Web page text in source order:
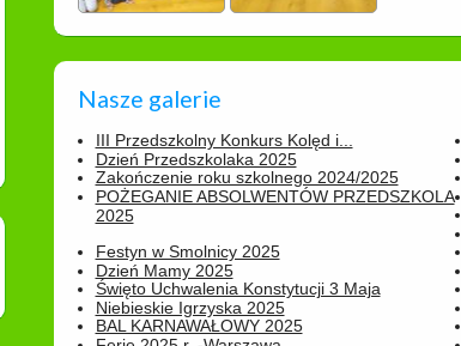
Nasze galerie
III Przedszkolny Konkurs Kolęd i...
Dzień Przedszkolaka 2025
Zakończenie roku szkolnego 2024/2025
POŻEGANIE ABSOLWENTÓW PRZEDSZKOLA
2025
Festyn w Smolnicy 2025
Dzień Mamy 2025
Święto Uchwalenia Konstytucji 3 Maja
Niebieskie Igrzyska 2025
BAL KARNAWAŁOWY 2025